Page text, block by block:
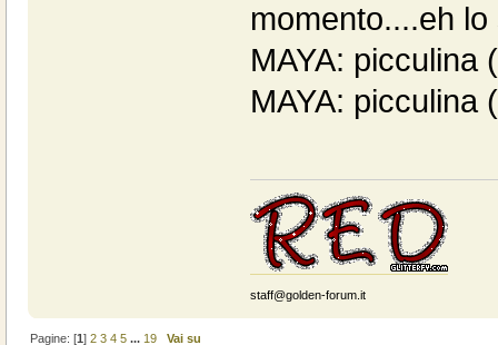
momento....eh
MAYA: picculina
MAYA: picculina
staff@golden-forum.it
Pagine: [1]2 3 4 5 ... 19 Vai su